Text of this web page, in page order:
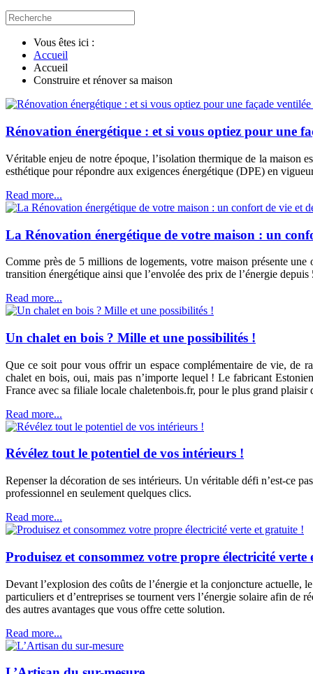
Vous êtes ici :
Accueil
Accueil
Construire et rénover sa maison
Rénovation énergétique : et si vous optiez pour une
Véritable enjeu de notre époque, l’isolation thermique de la maison
esthétique pour répondre aux exigences énergétique (DPE) en
Read more...
La Rénovation énergétique de votre maison : un
Comme près de 5 millions de logements, votre maison présente
transition énergétique ainsi que l’envolée des prix de l’énergie
Read more...
Un chalet en bois ? Mille et une possibilités !
Que ce soit pour vous offrir un espace complémentaire de vie, de
chalet en bois, oui, mais pas n’importe lequel ! Le fabricant
France avec sa filiale locale chaletenbois.fr, pour le plus grand
Read more...
Révélez tout le potentiel de vos intérieurs !
Repenser la décoration de ses intérieurs. Un véritable défi n’est-ce
professionnel en seulement quelques clics.
Read more...
Produisez et consommez votre propre électricité verte
Devant l’explosion des coûts de l’énergie et la conjoncture actuelle,
particuliers et d’entreprises se tournent vers l’énergie solaire afin de
des autres avantages que vous offre cette solution.
Read more...